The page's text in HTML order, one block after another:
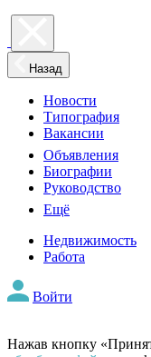
Назад
Новости
Типография
Вакансии
Объявления
Биографии
Руководство
Ещё
Недвижимость
Работа
Войти
Нажав кнопку